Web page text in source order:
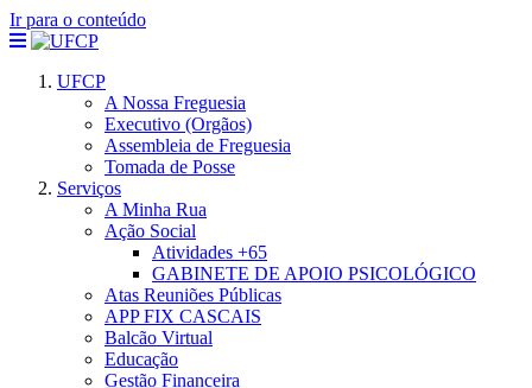
Ir para o conteúdo
UFCP
A Nossa Freguesia
Executivo (Orgãos)
Assembleia de Freguesia
Tomada de Posse
Serviços
A Minha Rua
Ação Social
Atividades +65
GABINETE DE APOIO PSICOLÓGICO
Atas Reuniões Públicas
APP FIX CASCAIS
Balcão Virtual
Educação
Gestão Financeira